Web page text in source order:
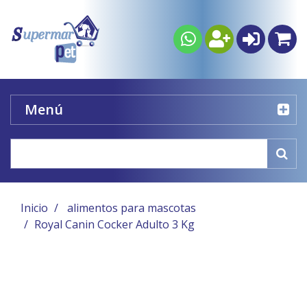
Menú
Inicio
alimentos para mascotas
Royal Canin Cocker Adulto 3 Kg